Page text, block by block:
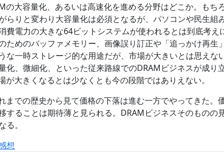
の大容量化、あるいは高速化を進める分野はどこか。もち
らりと変わり大容量化は必須となるが、パソコンや民生組
費電力の大きな64ビットシステムが使われるとは到底考え
ためのバッファメモリー、画像誤り訂正や「追っかけ再生
な一時ストレージ的な用途だが、市場が大きいとは思えな
化、微細化、といった従来路線でのDRAMビジネスが成り
が大きくなるとは少なくとも今の段階ではありえない。
までの歴史から見て価格の下落は進む一方でやってきた。
することは期待薄と見られる。DRAMビジネスそのものの
る。
想